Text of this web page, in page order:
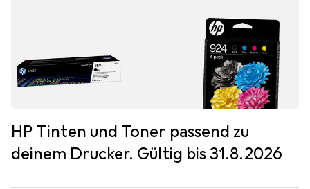
HP Tinten und Toner passend zu
deinem Drucker. Gültig bis 31.8.2026